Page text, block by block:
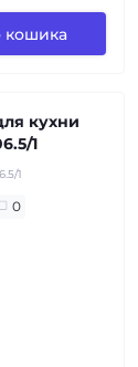
кошика
кухни
1
1
0